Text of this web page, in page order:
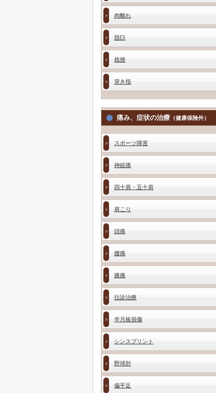
肉離れ
脱臼
捻挫
突き指
痛み、症状の治療 （健康保険外）
スポーツ障害
神経痛
四十肩・五十肩
肩こり
頭痛
腰痛
膝痛
往診治療
半月板損傷
シンスプリント
野球肘
偏平足